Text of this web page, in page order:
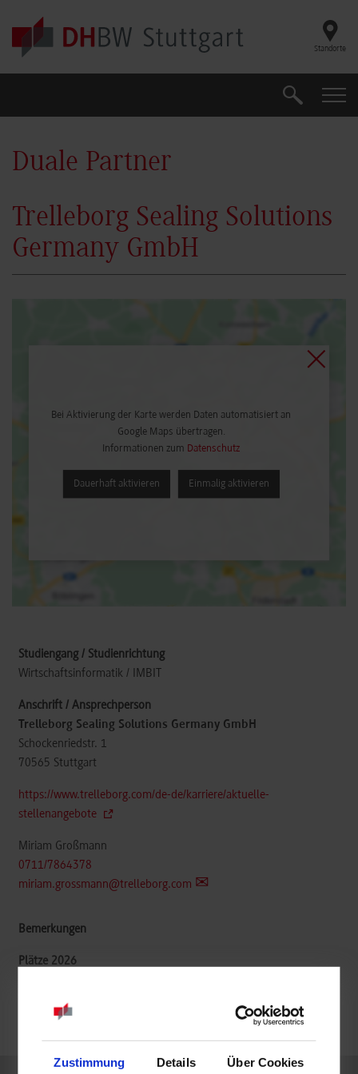
Zustimmung Details Über Cookies
Skip to main content
Standorte
Suche
Duale Partner
Trelleborg Sealing Solutions
Germany GmbH
Bei Aktivierung der Karte werden Daten automatisiert an
Google Maps übertragen.
Informationen zum Datenschutz
Dauerhaft aktivieren Einmalig aktivieren
Wirtschaftsinformatik / IMBIT
Trelleborg Sealing Solutions Germany GmbH
Schockenriedstr. 1
70565 Stuttgart
https://www.trelleborg.com/de-de/karriere/aktuelle-
stellenangebote
Miriam Großmann
0711/7864378
miriam.grossmann@trelleborg.com